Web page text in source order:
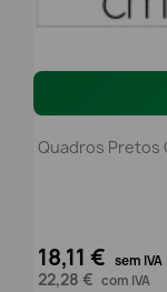
Quadros Pretos
18,11 € sem IVA
22,28 € com IVA